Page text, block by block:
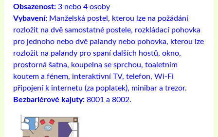
Obsazenost: 3 nebo 4 osoby
Vybavení: Manželská postel, kterou lze na požádání
rozložit na dvě samostatné postele, rozkládací pohovka
pro jednoho nebo dvě palandy nebo pohovka, kterou lze
rozložit na palandy pro spaní dalších hostů, okno,
prostorná šatna, koupelna se sprchou, toaletním
koutem a fénem, ​​interaktivní TV, telefon, Wi-Fi
připojení k internetu (za poplatek), minibar a trezor.
Bezbariérové ​​kajuty: 8001 a 8002.